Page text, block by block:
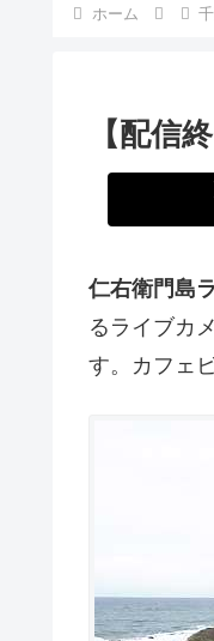
ホーム
【配信
仁右衛門島
るライブカ
す。カフェ